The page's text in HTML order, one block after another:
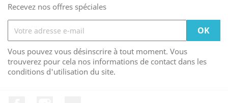
Recevez nos offres spéciales
Vous pouvez vous désinscrire à tout moment. Vous
trouverez pour cela nos informations de contact dans les
conditions d'utilisation du site.